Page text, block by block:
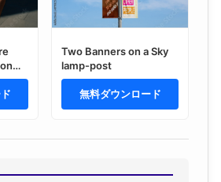
Two Banners on a Sky
lamp-post
無料ダウンロード